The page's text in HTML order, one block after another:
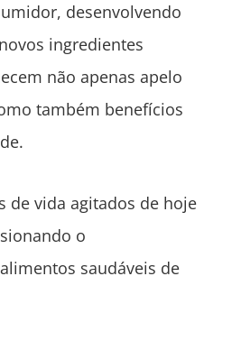
desenvolvendo
ingredientes
não apenas apelo
também benefícios
de vida agitados de hoje
o
saudáveis ​​de